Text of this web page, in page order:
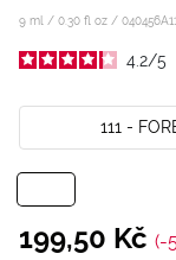
9 ml / 0.30 fl oz /
4.2/5
111 -
199,50 Kč (-